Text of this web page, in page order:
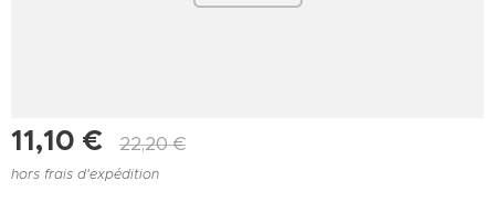
11,10 € 22,20€
hors frais d'expédition